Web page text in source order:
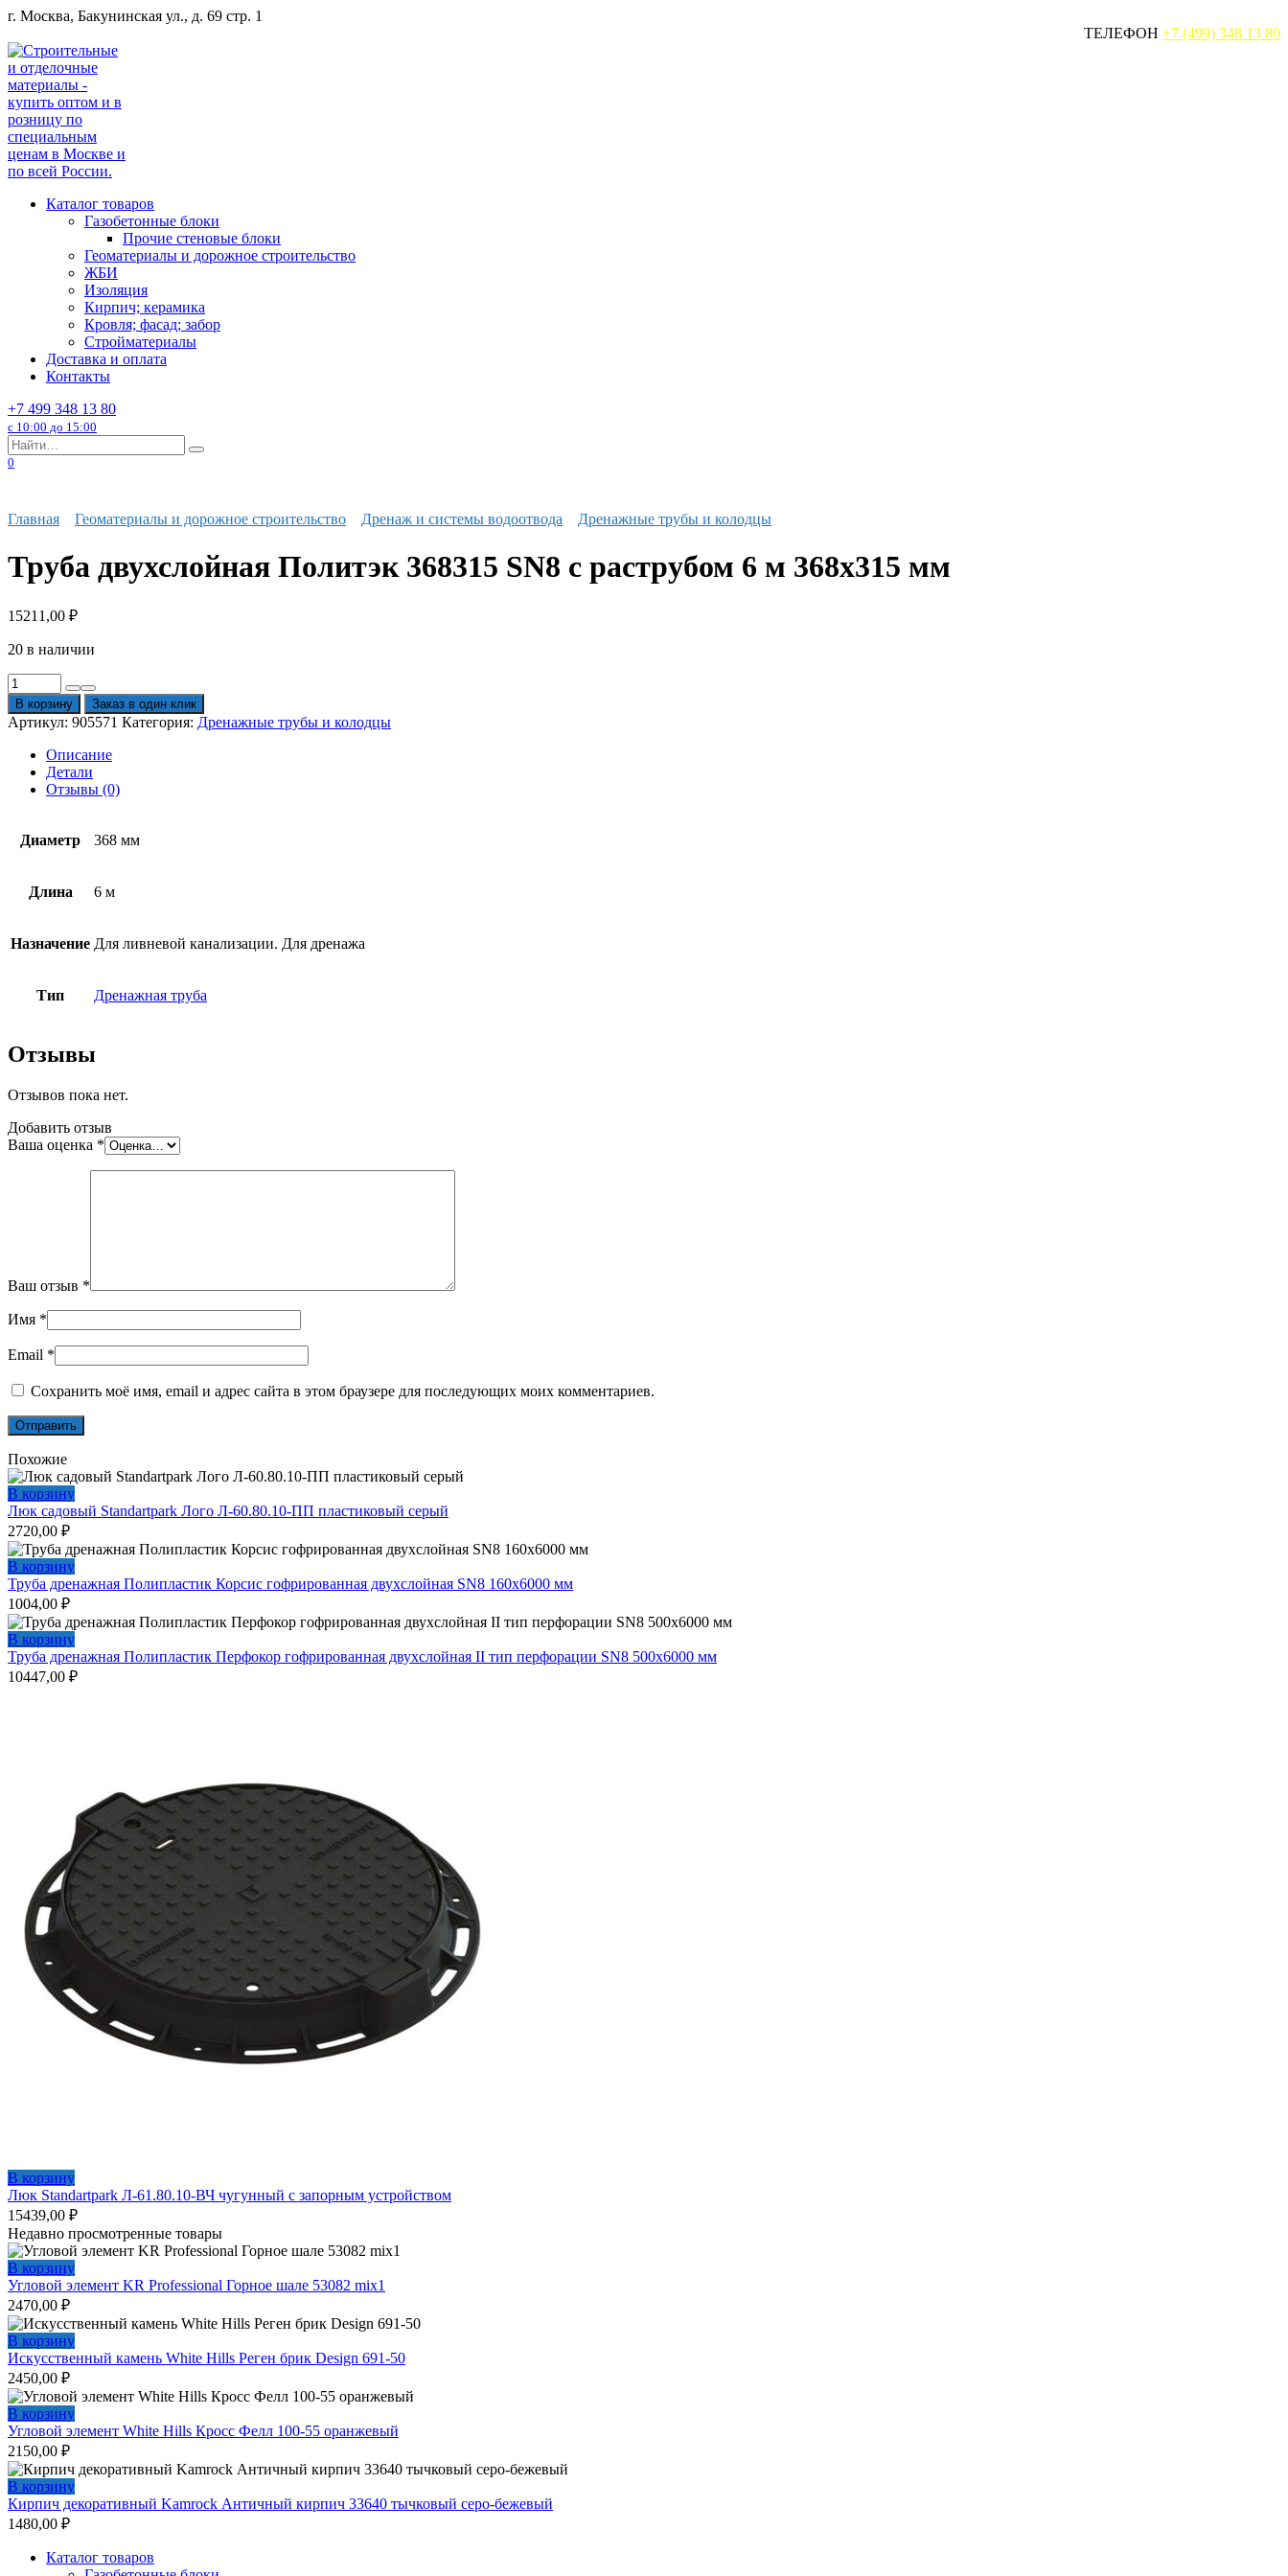
Перейти
содержанию
г. Москва, Бакунинская ул., д. 69 стр. 1
ТЕЛЕФОН +7 (499) 348 13 80
Каталог товаров
Газобетонные блоки
Прочие стеновые блоки
Геоматериалы и дорожное строительство
ЖБИ
Изоляция
Кирпич; керамика
Кровля; фасад; забор
Стройматериалы
Доставка и оплата
Контакты
+7 499 348 13 80
с 10:00 до 15:00
Search
for:
0
Главная Геоматериалы и дорожное строительство Дренаж и системы водоотвода Дренажные трубы и колодцы
Труба двухслойная Политэк 368315 SN8 с раструбом 6 м 368х315 мм
15211,00 ₽
20 в наличии
Количество
товара
Труба
двухслойная
Политэк
368315
SN8
В корзину Заказ в один клик
Артикул: 905571 Категория: Дренажные трубы и колодцы
Описание
Детали
Отзывы (0)
Диаметр 368 мм
Длина 6 м
Назначение Для ливневой канализации. Для дренажа
Тип Дренажная труба
Отзывы
Отзывов пока нет.
Добавить отзыв
Ваша оценка *
Ваш отзыв *
Имя *
Email *
Сохранить моё имя, email и адрес сайта в этом браузере для последующих моих комментариев.
Похожие
В корзину
Люк садовый Standartpark Лого Л-60.80.10-ПП пластиковый серый
2720,00 ₽
В корзину
Труба дренажная Полипластик Корсис гофрированная двухслойная SN8 160х6000 мм
1004,00 ₽
В корзину
Труба дренажная Полипластик Перфокор гофрированная двухслойная II тип перфорации SN8 500х6000 мм
10447,00 ₽
В корзину
Люк Standartpark Л-61.80.10-ВЧ чугунный с запорным устройством
15439,00 ₽
Недавно просмотренные товары
В корзину
Угловой элемент KR Professional Горное шале 53082 mix1
2470,00 ₽
В корзину
Искусственный камень White Hills Реген брик Design 691-50
2450,00 ₽
В корзину
Угловой элемент White Hills Кросс Фелл 100-55 оранжевый
2150,00 ₽
В корзину
Кирпич декоративный Kamrock Античный кирпич 33640 тычковый серо-бежевый
1480,00 ₽
Каталог товаров